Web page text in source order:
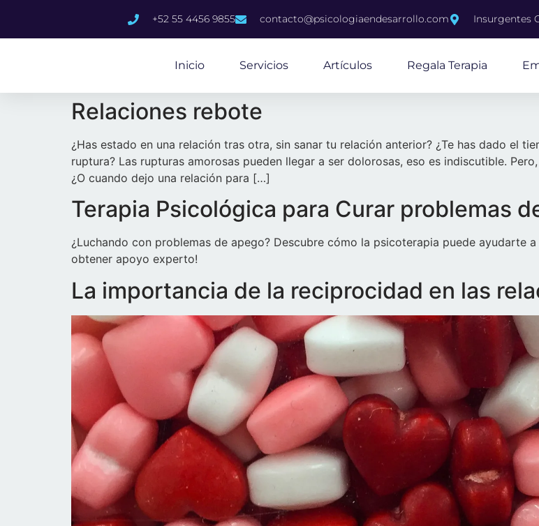
+52 55 4456 9855 contacto@psicologiaendesarrollo.com Insurgentes
Inicio Servicios Artículos Regala Terapia
Relaciones rebote
¿Has estado en una relación tras otra, sin sanar tu relación anterior? ¿Te has dado el
ruptura? Las rupturas amorosas pueden llegar a ser dolorosas, eso es indiscutible.
¿O cuando dejo una relación para […]
Terapia Psicológica para Curar problemas
¿Luchando con problemas de apego? Descubre cómo la psicoterapia puede ayudarte
obtener apoyo experto!
La importancia de la reciprocidad en las